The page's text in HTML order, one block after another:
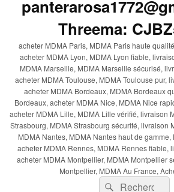
Threema:
acheter MDMA Paris, MDMA Paris haute
acheter MDMA Lyon, MDMA Lyon fiable,
MDMA Marseille, MDMA Marseille sécurisé,
acheter MDMA Toulouse, MDMA Toulouse pur,
acheter MDMA Bordeaux, MDMA Bordeaux
Bordeaux, acheter MDMA Nice, MDMA Nice
acheter MDMA Lille, MDMA Lille vérifié, livraison
Strasbourg, MDMA Strasbourg sécurité, livraison
MDMA Nantes, MDMA Nantes haut de
acheter MDMA Rennes, MDMA Rennes fiable,
acheter MDMA Montpellier, MDMA Montpellier
Montpellier, MDMA Au France,
Recherche :
Rechercher